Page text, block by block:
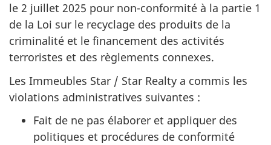
le 2 juillet 2025 pour non-conformité à la partie 1
de la Loi sur le recyclage des produits de la
criminalité et le financement des activités
terroristes et des règlements connexes.
Les Immeubles Star / Star Realty a commis les
violations administratives suivantes :
Fait de ne pas élaborer et appliquer des
politiques et procédures de conformité